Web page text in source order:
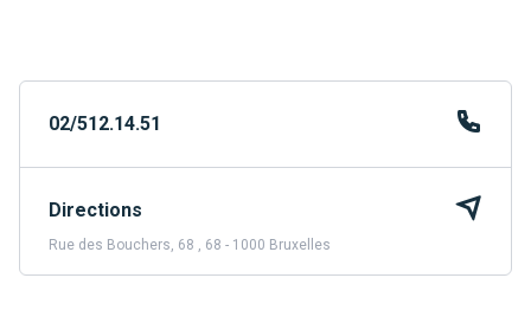
02/512.14.51
Directions
Rue des Bouchers, 68 , 68 - 1000 Bruxelles